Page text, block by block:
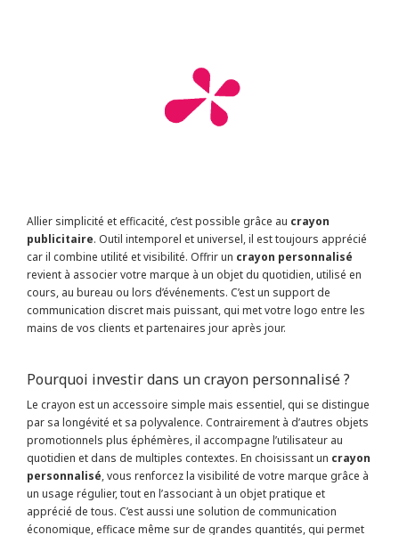
Allier simplicité et efficacité, c’est possible grâce au crayon
publicitaire. Outil intemporel et universel, il est toujours apprécié
car il combine utilité et visibilité. Offrir un crayon personnalisé
revient à associer votre marque à un objet du quotidien, utilisé en
cours, au bureau ou lors d’événements. C’est un support de
communication discret mais puissant, qui met votre logo entre les
mains de vos clients et partenaires jour après jour.
Pourquoi investir dans un crayon personnalisé ?
Le crayon est un accessoire simple mais essentiel, qui se distingue
par sa longévité et sa polyvalence. Contrairement à d’autres objets
promotionnels plus éphémères, il accompagne l’utilisateur au
quotidien et dans de multiples contextes. En choisissant un crayon
personnalisé, vous renforcez la visibilité de votre marque grâce à
un usage régulier, tout en l’associant à un objet pratique et
apprécié de tous. C’est aussi une solution de communication
économique, efficace même sur de grandes quantités, qui permet